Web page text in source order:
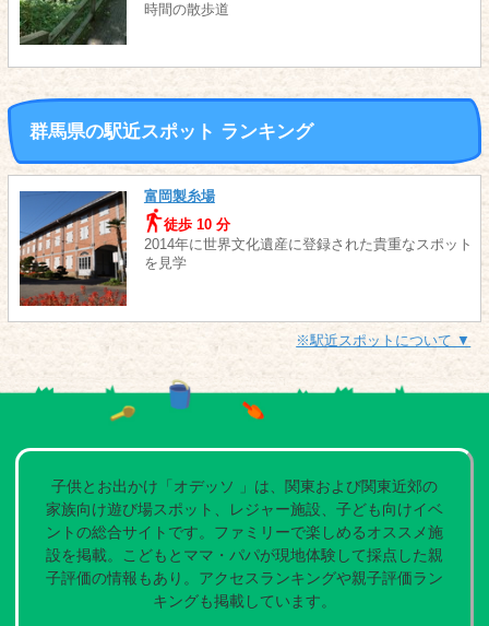
時間の散歩道
群馬県の駅近スポット ランキング
富岡製糸場
徒歩 10 分
2014年に世界文化遺産に登録された貴重なスポット
を見学
※駅近スポットについて ▼
子供とお出かけ「オデッソ 」は、関東および関東近郊の
家族向け遊び場スポット、レジャー施設、子ども向けイベ
ントの総合サイトです。ファミリーで楽しめるオススメ施
設を掲載。こどもとママ・パパが現地体験して採点した親
子評価の情報もあり。アクセスランキングや親子評価ラン
キングも掲載しています。